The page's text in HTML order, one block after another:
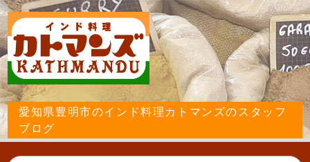
愛知県豊明市のインド料理カトマンズのスタッフ
ブログ